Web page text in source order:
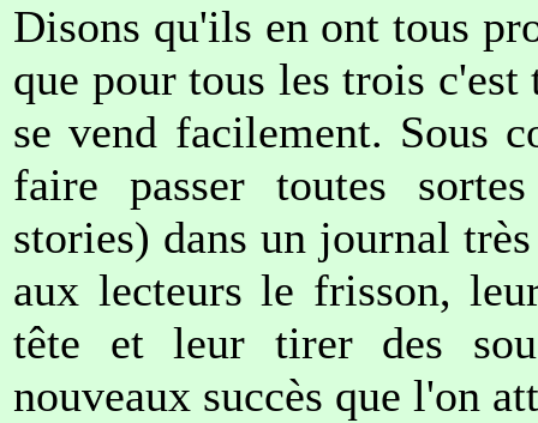
Disons qu'ils en ont tous
que pour tous les trois
se vend facilement. Sous
faire passer toutes
stories) dans un journal
aux lecteurs le frisson,
tête et leur tirer des
nouveaux succès que l'on